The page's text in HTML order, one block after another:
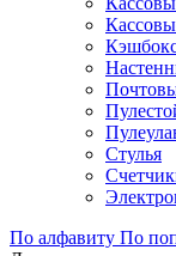
Стулья
По алфавиту По